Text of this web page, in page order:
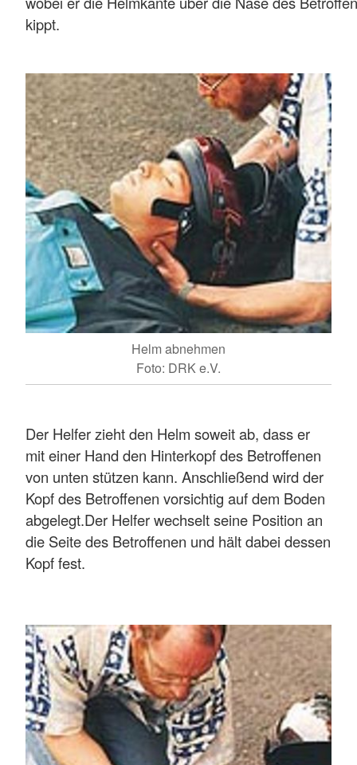
kippt.
Helm abnehmen
Foto: DRK e.V.
Der Helfer zieht den Helm soweit ab, dass er
mit einer Hand den Hinterkopf des Betroffenen
von unten stützen kann. Anschließend wird der
Kopf des Betroffenen vorsichtig auf dem Boden
abgelegt.Der Helfer wechselt seine Position an
die Seite des Betroffenen und hält dabei dessen
Kopf fest.